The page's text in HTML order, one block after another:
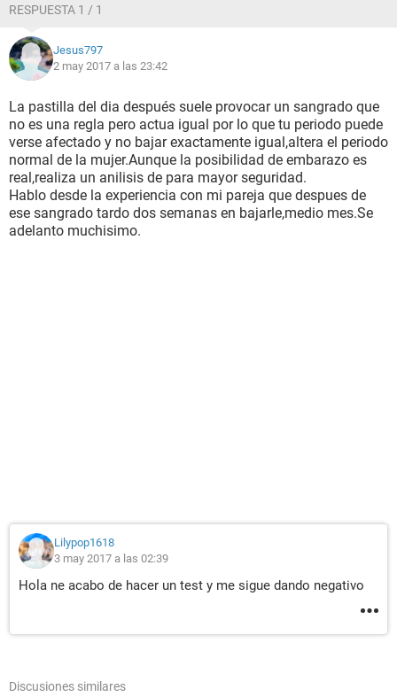
RESPUESTA 1 / 1
Jesus797
2 may 2017 a las 23:42
La pastilla del dia después suele provocar un sangrado que
no es una regla pero actua igual por lo que tu periodo puede
verse afectado y no bajar exactamente igual,altera el periodo
normal de la mujer.Aunque la posibilidad de embarazo es
real,realiza un anilisis de para mayor seguridad.
Hablo desde la experiencia con mi pareja que despues de
ese sangrado tardo dos semanas en bajarle,medio mes.Se
adelanto muchisimo.
Lilypop1618
3 may 2017 a las 02:39
Hola ne acabo de hacer un test y me sigue dando negativo
Discusiones similares